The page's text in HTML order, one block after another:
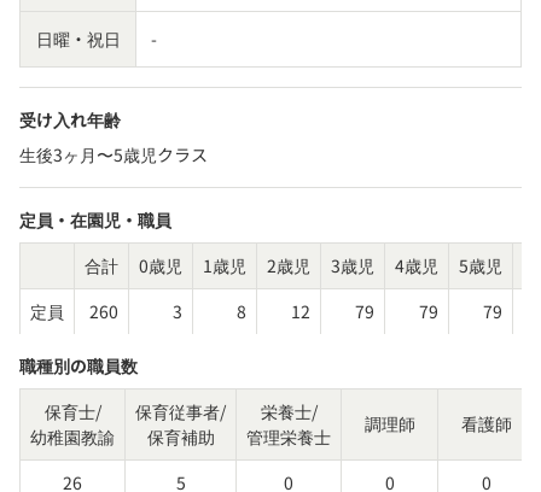
日曜・祝日 -
受け入れ年齢
生後3ヶ月〜5歳児クラス
定員・在園児・職員
合計
0歳児 1歳児 2歳児 3歳児 4歳児 5歳児
定員
260 3 8 12 79 79 79
職種別の職員数
保育士/
幼稚園教諭
保育従事者/
保育補助
栄養士/
管理栄養士
調理師 看護師
26 5 0 0 0